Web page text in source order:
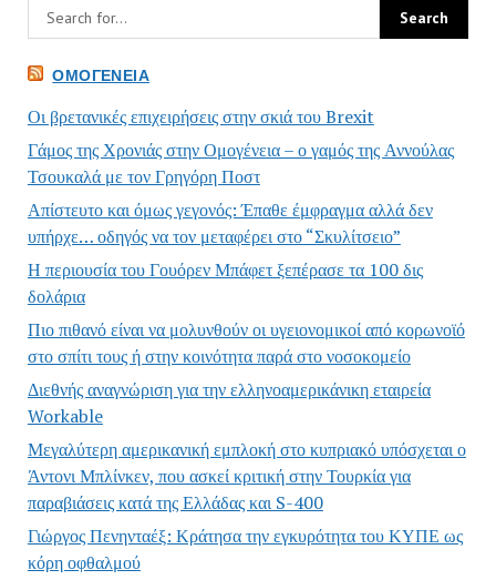
ΟΜΟΓΈΝΕΙΑ
Οι βρετανικές επιχειρήσεις στην σκιά του Brexit
Γάμος της Χρονιάς στην Ομογένεια – ο γαμός της Αννούλας
Τσουκαλά με τον Γρηγόρη Ποστ
Απίστευτο και όμως γεγονός: Έπαθε έμφραγμα αλλά δεν
υπήρχε… οδηγός να τον μεταφέρει στο “Σκυλίτσειο”
Η περιουσία του Γουόρεν Μπάφετ ξεπέρασε τα 100 δις
δολάρια
Πιο πιθανό είναι να μολυνθούν οι υγειονομικοί από κορωνοϊό
στο σπίτι τους ή στην κοινότητα παρά στο νοσοκομείο
Διεθνής αναγνώριση για την ελληνοαμερικάνικη εταιρεία
Workable
Μεγαλύτερη αμερικανική εμπλοκή στο κυπριακό υπόσχεται ο
Άντονι Μπλίνκεν, που ασκεί κριτική στην Τουρκία για
παραβιάσεις κατά της Ελλάδας και S-400
Γιώργος Πενηνταέξ: Κράτησα την εγκυρότητα του ΚΥΠΕ ως
κόρη οφθαλμού